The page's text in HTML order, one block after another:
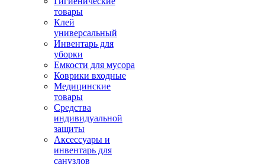
товары
Клей
универсальный
Инвентарь для
уборки
Емкости для мусора
Коврики входные
Медицинские
товары
Средства
индивидуальной
защиты
Аксессуары и
инвентарь для
санузлов